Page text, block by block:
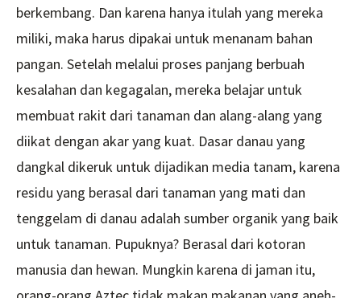
berkembang. Dan karena hanya itulah yang mereka
miliki, maka harus dipakai untuk menanam bahan
pangan. Setelah melalui proses panjang berbuah
kesalahan dan kegagalan, mereka belajar untuk
membuat rakit dari tanaman dan alang-alang yang
diikat dengan akar yang kuat. Dasar danau yang
dangkal dikeruk untuk dijadikan media tanam, karena
residu yang berasal dari tanaman yang mati dan
tenggelam di danau adalah sumber organik yang baik
untuk tanaman. Pupuknya? Berasal dari kotoran
manusia dan hewan. Mungkin karena di jaman itu,